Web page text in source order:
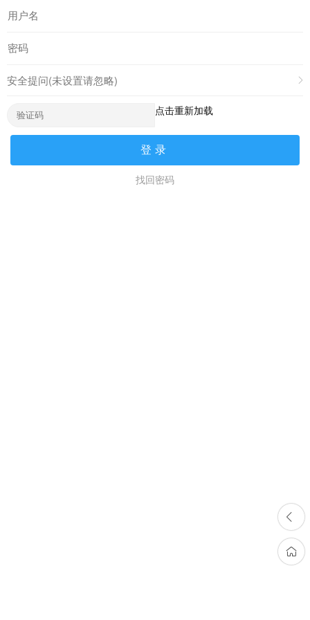
安全提问(未设置请忽略)
点击重新加载
登录
找回密码